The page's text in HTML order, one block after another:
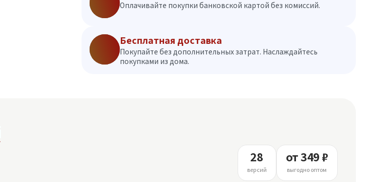
Оплачивайте покупки банковской картой без комиссий.
Бесплатная доставка
Покупайте без дополнительных затрат. Наслаждайтесь
покупками из дома.
28
версий
от 349 ₽
выгодно оптом